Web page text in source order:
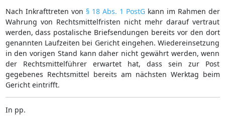
Nach Inkrafttreten von § 18 Abs. 1 PostGkann im Rahmen der
Wahrung von Rechtsmittelfristen nicht mehr darauf vertraut
werden, dass postalische Briefsendungen bereits vor den dort
genannten Laufzeiten bei Gericht eingehen. Wiedereinsetzung
in den vorigen Stand kann daher nicht gewährt werden, wenn
der Rechtsmittelführer erwartet hat, dass sein zur Post
gegebenes Rechtsmittel bereits am nächsten Werktag beim
Gericht eintrifft.
In pp.